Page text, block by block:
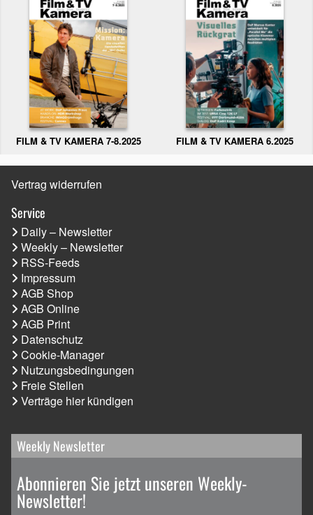
FILM & TV KAMERA 7-8.2025 FILM & TV KAMERA 6.2025
Vertrag widerrufen
Service
Daily – Newsletter
Weekly – Newsletter
RSS-Feeds
Impressum
AGB Shop
AGB Online
AGB Print
Datenschutz
Cookie-Manager
Nutzungsbedingungen
Freie Stellen
Verträge hier kündigen
Weekly Newsletter
Abonnieren Sie jetzt unseren Weekly-
Newsletter!